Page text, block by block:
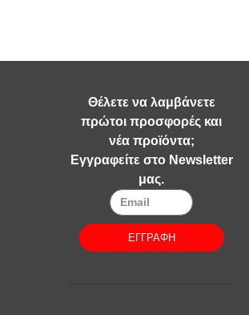
Θέλετε να λαμβάνετε
πρώτοι προσφορές και
νέα προϊόντα;
Εγγραφείτε στο Newsletter
μας.
ΕΓΓΡΑΦΗ